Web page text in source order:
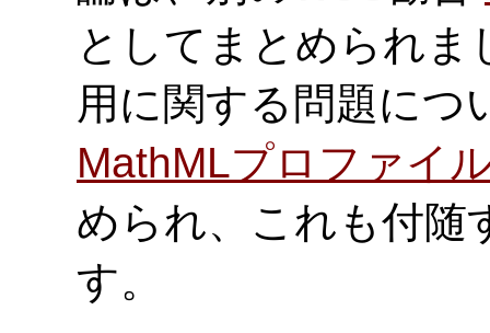
としてまとめられま
用に関する問題につ
MathMLプロファイ
められ、これも付随
す。